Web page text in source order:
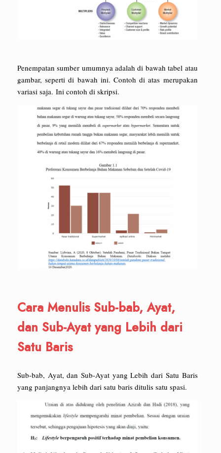
Penempatan sumber umumnya adalah di bawah tabel atau
gambar, seperti di bawah ini. Contoh di atas merupakan
variasi saja. Ini contoh di skripsi.
Cara Menulis Sub-bab, Ayat,
dan Sub-Ayat yang Lebih dari
Satu Baris
Sub-bab, Ayat, dan Sub-Ayat yang Lebih dari Satu Baris
yang panjangnya lebih dari satu baris ditulis satu spasi.